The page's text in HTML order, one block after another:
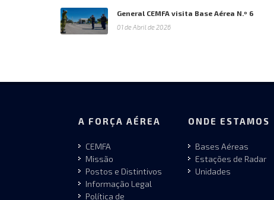
General CEMFA visita Base Aérea N.º 6
01 de Abril de 2026
A FORÇA AÉREA
CEMFA
Missão
Postos e Distintivos
Informação Legal
Política de
ONDE ESTAMOS
Bases Aéreas
Estações de Radar
Unidades